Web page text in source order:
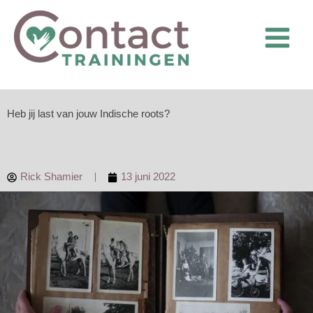
naar
inhoud
Heb jij last van jouw Indische roots?
Rick Shamier 13 juni 2022